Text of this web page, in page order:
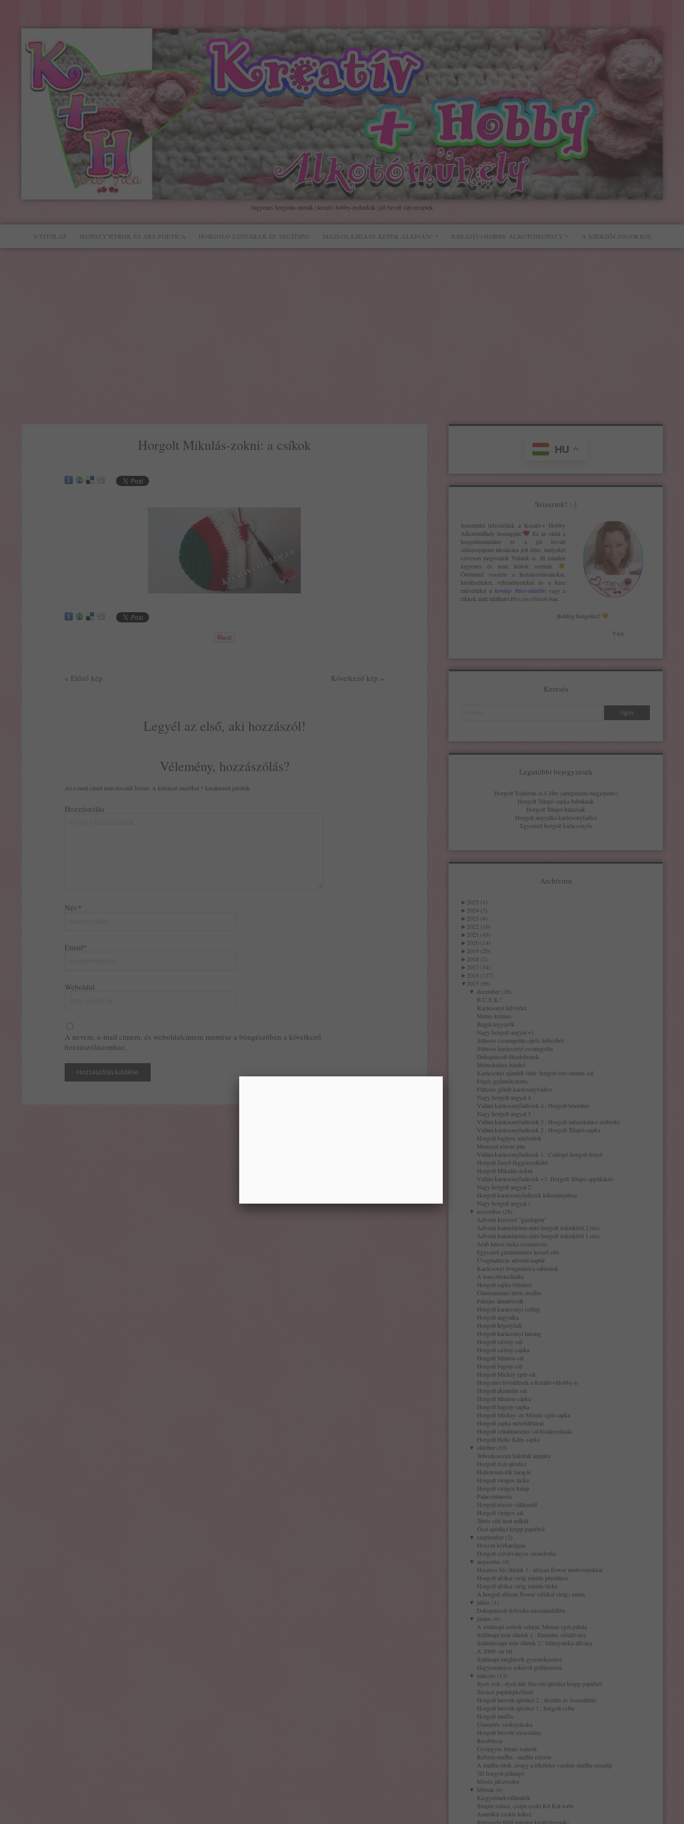
Kreatív+Hobby
Alkotóműhely
Ingyenes horgolás minták | kreatív hobby-technikák | jól bevált süti receptek
NYITÓLAP MŰHELYTITKOK ÉS ARS POETICA HORGOLÓ SZÓTÁRAK ÉS SEGÍTSÉG MAZSOLÁZGASS KÉPEK ALAPJÁN! KREATÍV+HOBBY ALKOTÓMŰHELY A SZERZŐI JOGOKRÓL
Horgolt Mikulás-zokni: a csíkok
« Előző kép Következő kép »
Legyél az első, aki hozzászól!
Vélemény, hozzászólás?
Az e-mail címet nem tesszük közzé. A kötelező mezőket * karakterrel jelöltük
Hozzászólás
Név*
Email*
Weboldal
A nevem, e-mail címem, és weboldalcímem mentése a böngészőben a következő
hozzászólásomhoz.
HU
Sziasztok! :-)
Szeretettel üdvözöllek a Kreatív+ Hobby
Alkotóműhely honlapján!
Ez az oldal a
horgolásmintáim és a jól bevált
sütireceptjeim tárolására jött létre, melyeket
szívesen megosztok Veletek is. Itt minden
ingyenes és nem árulok semmit.
Örömmel veszem a hozzászólásaitokat,
kérdéseiteket, véleményeteket és a kész
műveiteket a honlap Face-oldalán vagy a
cikkek alatt található Hozzászólások-ban.
Boldog horgolást!
Vica
Keresés
Legutóbbi bejegyzések
Horgolt Tojásban-A-Csibe (amigurumi meglepetés)
Horgolt Télapó-sapka babáknak
Horgolt Télapó-hálózsák
Horgolt angyalka karácsonyfadísz
Egyszerű horgolt karácsonyfa
Archívum
► 2025 (1)
► 2024 (3)
► 2023 (4)
► 2022 (16)
► 2021 (45)
► 2020 (14)
► 2019 (20)
► 2018 (2)
► 2017 (34)
► 2016 (127)
▼ 2015 (96)
▼ december (26)
B.Ú.É.K.!
Karácsonyi üdvözlet
Mézes krémes
Bejgli-legyezők
Nagy horgolt angyal +1
Stílusos csomagolás cipős dobozból
Stílusos karácsonyi csomagolás
Dekupázsolt díszdobozok
Mézeskalács-házikó
Karácsonyi ajándék ötlet: horgolt szív-mintás sál
Fügés gyümölcstorta
Flitteres gömb karácsonyfadísz
Nagy horgolt angyal 4.
Vidám karácsonyfadíszek 4.: Horgolt hóember
Nagy horgolt angyal 3.
Vidám karácsonyfadíszek 3.: Horgolt mézeskalács emberke
Vidám karácsonyfadíszek 2.: Horgolt Télapó-sapka
Horgolt baglyos telefontok
Mennyei rózsás pite
Vidám karácsonyfadíszek 1.: Csillogó horgolt fenyő
Horgolt fenyő függönyelkötő
Horgolt Mikulás-zokni
Vidám karácsonyfadíszek +1: Horgolt Télapó-applikáció
Nagy horgolt angyal 2.
Horgolt karácsonyfadíszek kikeményítése
Nagy horgolt angyal 1.
▼ november (28)
Adventi koszorú "gazdagon"
Adventi kalendárium mini horgolt zoknikból 2.rész
Adventi kalendárium mini horgolt zoknikból 1.rész
Arab húsos táska (szamósza)
Egyszerű gluténmentes kevert süti
Üvegmatricás adventi naptár
Karácsonyi üvegmatrica sablonok
A transzfertechnika
Horgolt sapka bélelése
Gluténmentes túrós muffin
Fahéjas almarózsák
Horgolt karácsonyi csillag
Horgolt angyalka
Horgolt hópelyhek
Horgolt karácsonyi harang
Horgolt szörny-sál
Horgolt szörny-sapka
Horgolt Minion-sál
Horgolt bagoly-sál
Horgolt Mickey egér-sál
Horgolási rövidítések a Kreatív+Hobby-n
Horgolt ékmintás sál
Horgolt Minion-sapka
Horgolt bagoly-sapka
Horgolt Mickey- és Minnie egér-sapka
Horgolt sapka mérettáblázat
Horgolt színátmenetes sál kislányoknak
Horgolt Hello Kitty-sapka
▼ október (10)
Tobozkoszorú halottak napjára
Horgolt őszi ajtódísz
Halloween-tök faragás
Horgolt virágos táska
Horgolt virágos kalap
Palacsintatorta
Horgolt rózsás vállkendő
Horgolt virágos sál
Túrós süti liszt nélkül
Őszi ajtódísz krepp papírból
▼ szeptember (2)
Hosszú körkardigán
Horgolt szivárványos strandruha
▼ augusztus (4)
Hasznos kis ötletek 1.: african flower motívumokkal
Horgolt afrikai virág mintás pénztárca
Horgolt afrikai virág mintás táska
A horgolt african flower (afrikai virág) minta
▼ július (1)
Dekupázsolt dobozka nászajándékba
▼ június (6)
A szülinapi zsúrok sztárja: Minnie egér-piñata
Szülinapi zsúr ötletek 1.: Emeletes sütiállvány
Születésnapi zsúr ötletek 2.: Sütinyalóka-állvány
A 2000.-en túl
Szülinapi meghívók gyermekzsúrra
Hagyományos esküvői grillázstorta
▼ március (13)
Ilyen volt - ilyen lett: húsvéti ajtódísz krepp papírból
Tavaszi papírlepkefüzér
Horgolt húsvéti ajtódísz 2.: díszítés és összeállítás
Horgolt húsvéti ajtódísz 1.: horgolt csibe
Horgolt muffin
Ünneplős szoknyácska
Horgolt húsvéti nyuszilány
Baszbúsza
Gyöngyös hímes tojások
Reform muffin - muffin reform
A muffin-titok, avagy a tökéletes vaníliás muffin receptje
3D horgolt pillangó
Mesés játszósátor
▼ február (6)
Kisgyermekvidámítók
Szuper színes, csupa csoki Kit Kat-torta
Amerikai csokis keksz
Rózsaszín tütüt minden királylánynak!